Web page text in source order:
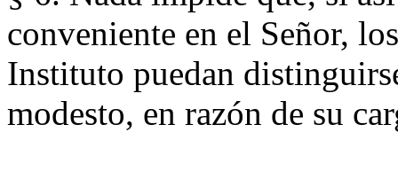
conveniente en el Señor,
Instituto puedan
modesto, en razón de su